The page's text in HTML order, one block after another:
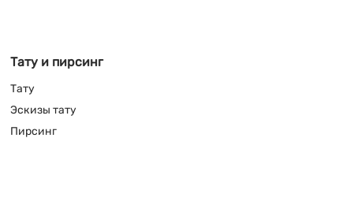
Тату и пирсинг
Тату
Эскизы тату
Пирсинг